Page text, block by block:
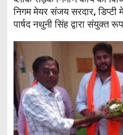
निगम मेयर संजय सरदार, डिप्टी
पार्षद नथुनी सिंह द्वारा संयुक्त